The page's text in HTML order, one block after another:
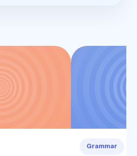
Grammar